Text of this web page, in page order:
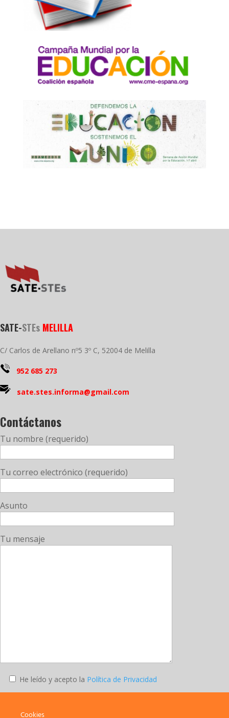
SATE-STEs MELILLA
C/ Carlos de Arellano nº5 3º C, 52004 de Melilla
952 685 273
sate.stes.informa@gmail.com
Contáctanos
Tu nombre (requerido)
Tu correo electrónico (requerido)
Asunto
Tu mensaje
He leído y acepto la Política de Privacidad
Cookies